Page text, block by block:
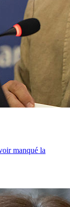
manqué la